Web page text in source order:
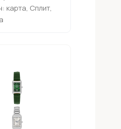
карта, Сплит,